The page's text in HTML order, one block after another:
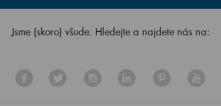
Jsme (skoro) všude. Hledejte a najdete nás na: